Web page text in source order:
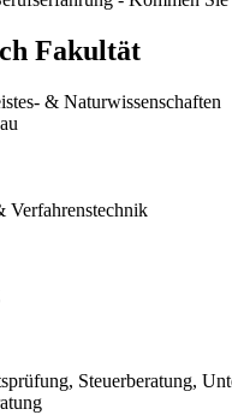
Fakultät
& Naturwissenschaften
Verfahrenstechnik
Steuerberatung,